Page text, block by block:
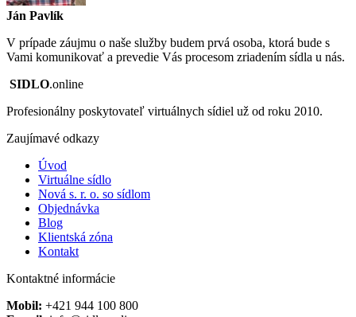
Ján Pavlík
V prípade záujmu o naše služby budem prvá osoba, ktorá bude s
Vami komunikovať a prevedie Vás procesom zriadením sídla u nás.
SIDLO.online
Profesionálny poskytovateľ virtuálnych sídiel už od roku 2010.
Zaujímavé odkazy
Úvod
Virtuálne sídlo
Nová s. r. o. so sídlom
Objednávka
Blog
Klientská zóna
Kontakt
Kontaktné informácie
Mobil: +421 944 100 800